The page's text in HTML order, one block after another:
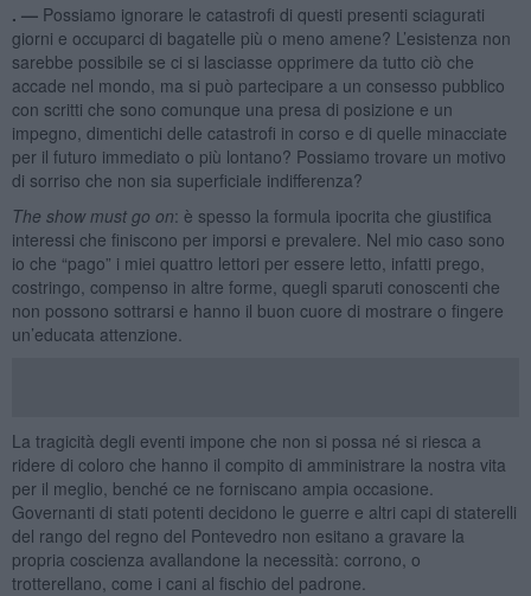
. — Possiamo ignorare le catastrofi di questi presenti sciagurati
giorni e occuparci di bagatelle più o meno amene? L’esistenza non
sarebbe possibile se ci si lasciasse opprimere da tutto ciò che
accade nel mondo, ma si può partecipare a un consesso pubblico
con scritti che sono comunque una presa di posizione e un
impegno, dimentichi delle catastrofi in corso e di quelle minacciate
per il futuro immediato o più lontano? Possiamo trovare un motivo
di sorriso che non sia superficiale indifferenza?
The show must go on: è spesso la formula ipocrita che giustifica
interessi che finiscono per imporsi e prevalere. Nel mio caso sono
io che “pago” i miei quattro lettori per essere letto, infatti prego,
costringo, compenso in altre forme, quegli sparuti conoscenti che
non possono sottrarsi e hanno il buon cuore di mostrare o fingere
un’educata attenzione.
La tragicità degli eventi impone che non si possa né si riesca a
ridere di coloro che hanno il compito di amministrare la nostra vita
per il meglio, benché ce ne forniscano ampia occasione.
Governanti di stati potenti decidono le guerre e altri capi di staterelli
del rango del regno del Pontevedro non esitano a gravare la
propria coscienza avallandone la necessità: corrono, o
trotterellano, come i cani al fischio del padrone.